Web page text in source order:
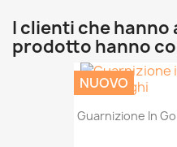
I clienti che
prodotto hanno
Guarnizione In
NUOVO